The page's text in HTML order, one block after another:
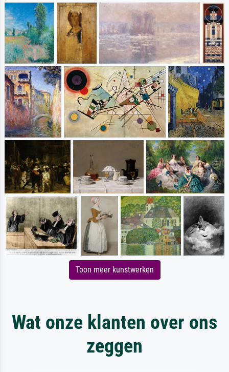
Toon meer kunstwerken
Wat onze klanten over ons
zeggen